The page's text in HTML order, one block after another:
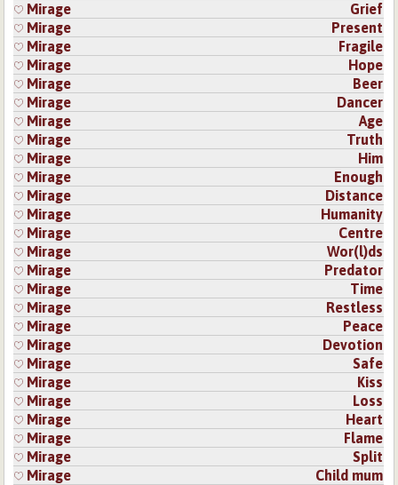
Mirage
Grief
Mirage
Present
Mirage
Fragile
Mirage
Hope
Mirage
Beer
Mirage
Dancer
Mirage
Age
Mirage
Truth
Mirage
Him
Mirage
Enough
Mirage
Distance
Mirage
Humanity
Mirage
Centre
Mirage
Wor(l)ds
Mirage
Predator
Mirage
Time
Mirage
Restless
Mirage
Peace
Mirage
Devotion
Mirage
Safe
Mirage
Kiss
Mirage
Loss
Mirage
Heart
Mirage
Flame
Mirage
Split
Mirage
Child mum